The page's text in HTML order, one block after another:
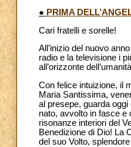
● PRIMA
Cari fratelli e sorelle!
All’inizio del nuovo
radio e la televisione i
all’orizzonte
Con felice intuizione, il
Maria Santissima,
al presepe, guarda
nato, avvolto in fasce e
risonanze interiori del
Benedizione di Dio! La
del suo Volto,